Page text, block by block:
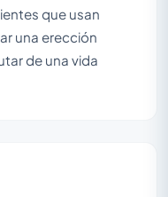
que usan
una erección
de una vida